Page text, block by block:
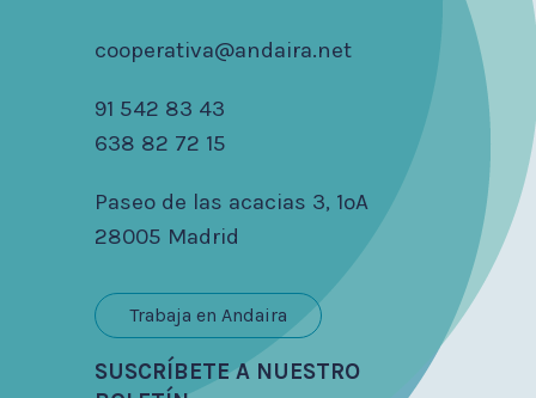
cooperativa@andaira.net
91 542 83 43
638 82 72 15
Paseo de las acacias 3, 1ºA
28005 Madrid
Trabaja en Andaira
SUSCRÍBETE A NUESTRO